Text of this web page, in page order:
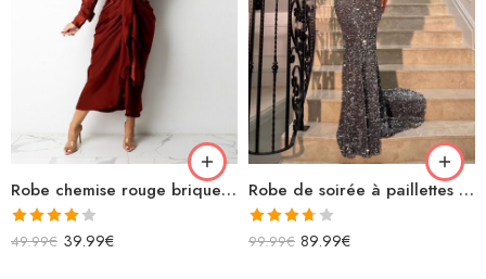
Robe chemise rouge brique en satin longue manches longues avec cordon
Note
49.99€ 39.99€
Robe de soirée à paillettes argentée sirène longue manches longues décolleté
Note
99.99€ 89.99€